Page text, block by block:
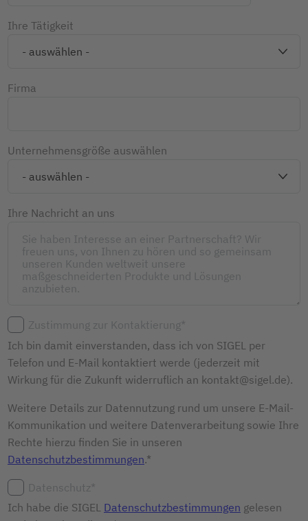
Ihre Tätigkeit
Firma
Unternehmensgröße auswählen
Ihre Nachricht an uns
Zustimmung zur Kontaktierung*
Ich bin damit einverstanden, dass ich von SIGEL per
Telefon und E-Mail kontaktiert werde (jederzeit mit
Wirkung für die Zukunft widerruflich an kontakt@sigel.de).
Weitere Details zur Datennutzung rund um unsere E-Mail-
Kommunikation und weitere Datenverarbeitung sowie Ihre
Rechte hierzu finden Sie in unseren
Datenschutzbestimmungen.*
Datenschutz*
Ich habe die SIGEL Datenschutzbestimmungen gelesen